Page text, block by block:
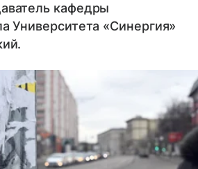
кафедры
Университета «Синергия»